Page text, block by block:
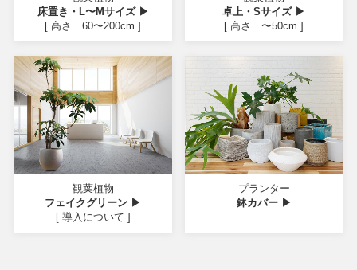
床置き・L〜Mサイズ ▶
[ 高さ 60〜200cm ]
卓上・Sサイズ ▶
[ 高さ 〜50cm ]
観葉植物
フェイクグリーン ▶
[ 導入について ]
プランター
鉢カバー ▶